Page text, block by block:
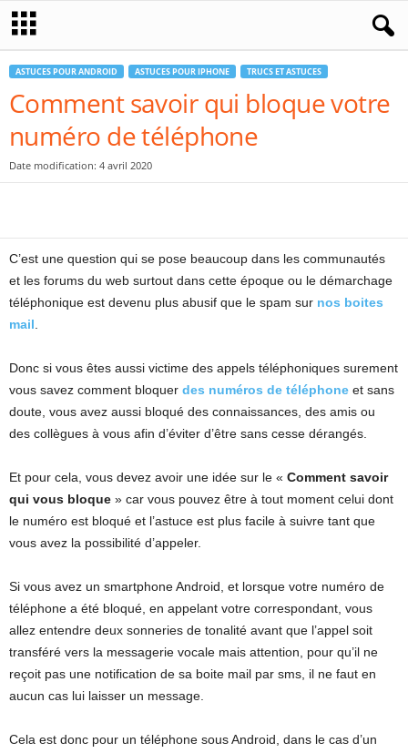
ASTUCES POUR ANDROID ASTUCES POUR IPHONE TRUCS ET ASTUCES
Comment savoir qui bloque votre
numéro de téléphone
Date modification: 4 avril 2020
C’est une question qui se pose beaucoup dans les communautés
et les forums du web surtout dans cette époque ou le démarchage
téléphonique est devenu plus abusif que le spam sur nos boites
mail
Donc si vous êtes aussi victime des appels téléphoniques surement
vous savez comment bloquer des numéros de téléphone et sans
doute, vous avez aussi bloqué des connaissances, des amis ou
des collègues à vous afin d’éviter d’être sans cesse dérangés.
Et pour cela, vous devez avoir une idée sur le « Comment savoir
qui vous bloque » car vous pouvez être à tout moment celui dont
le numéro est bloqué et l’astuce est plus facile à suivre tant que
vous avez la possibilité d’appeler.
Si vous avez un smartphone Android, et lorsque votre numéro de
téléphone a été bloqué, en appelant votre correspondant, vous
allez entendre deux sonneries de tonalité avant que l’appel soit
transféré vers la messagerie vocale mais attention, pour qu’il ne
reçoit pas une notification de sa boite mail par sms, il ne faut en
aucun cas lui laisser un message.
Cela est donc pour un téléphone sous Android, dans le cas d’un